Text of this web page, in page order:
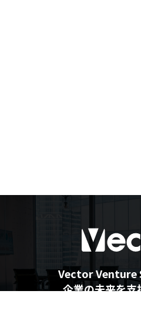
Vector Venture
企業の未来を支